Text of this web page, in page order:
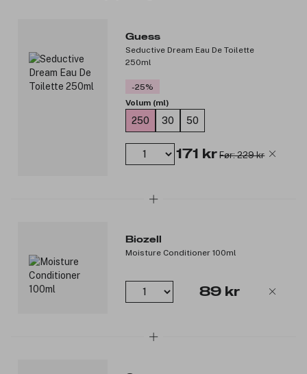
Guess
Seductive Dream Eau De Toilette
250ml
-25%
Volum (ml)
250 30 50
171 kr Før: 229 kr
Biozell
Moisture Conditioner 100ml
89 kr